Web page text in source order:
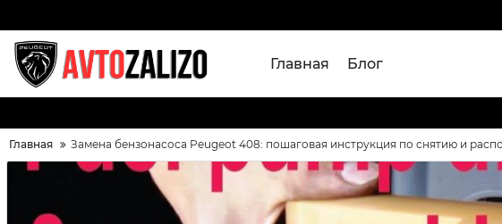
Главная Блог
Главная Замена бензонасоса Peugeot 408: пошаговая инструкция по снятию и